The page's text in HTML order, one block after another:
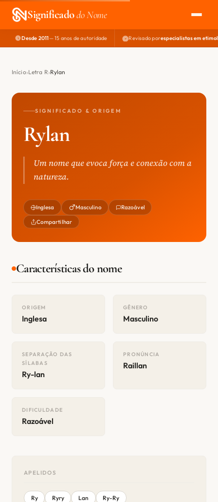
Significadodo Nome
EXPLORAR
NOME PERFEITO
Desde 2011— 15 anos de autoridade Revisado porespecialistas em
Início Letra R Rylan
SIGNIFICADO & ORIGEM
Rylan
Um nome que evoca força e conexão com a
natureza.
Inglesa Masculino Razoável
Compartilhar
Características do nome
ORIGEM
Inglesa
GÊNERO
Masculino
SEPARAÇÃO DAS
SÍLABAS
Ry-lan
PRONÚNCIA
Raillan
DIFICULDADE
Razoável
APELIDOS
Ry Ryry Lan Ry-Ry